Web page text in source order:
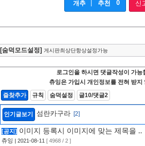
개추 추천 0 신
[숨덕모드설정] 게시판최상단항상설정가능
로그인을 하시면 댓글작성이 가능
츄잉은 가입시 개인정보를 전혀 받지
즐찾추가
규칙 숨덕설정 글10/댓글2
인기글보기 섬란카구라 [2]
[공지] 이미지 등록시 이미지에 맞는 제목을 ..
츄잉 | 2021-08-11 [ 4968 / 2 ]